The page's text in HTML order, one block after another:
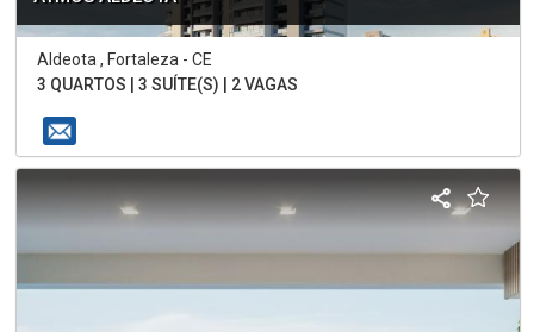
Aldeota , Fortaleza - CE
3 QUARTOS | 3 SUÍTE(S) | 2 VAGAS